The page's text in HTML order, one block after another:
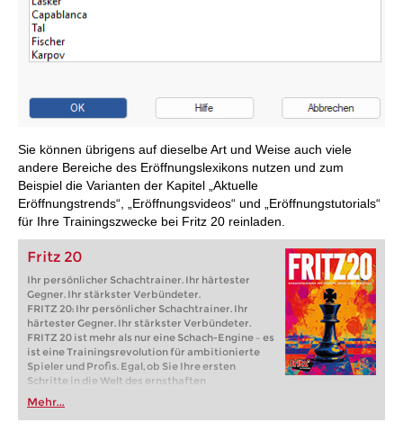
Sie können übrigens auf dieselbe Art und Weise auch viele
andere Bereiche des Eröffnungslexikons nutzen und zum
Beispiel die Varianten der Kapitel „Aktuelle
Eröffnungstrends“, „Eröffnungsvideos“ und „Eröffnungstutorials“
für Ihre Trainingszwecke bei Fritz 20 reinladen.
Fritz 20
Ihr persönlicher Schachtrainer. Ihr härtester
Gegner. Ihr stärkster Verbündeter.
FRITZ 20: Ihr persönlicher Schachtrainer. Ihr
härtester Gegner. Ihr stärkster Verbündeter.
FRITZ 20 ist mehr als nur eine Schach-Engine – es
ist eine Trainingsrevolution für ambitionierte
Spieler und Profis. Egal, ob Sie Ihre ersten
Schritte in die Welt des ernsthaften
Schachtrainings machen oder bereits auf
Turnierniveau spielen: Mit FRITZ 20 trainieren
Sie effizienter, intelligenter und individueller als
Mehr...